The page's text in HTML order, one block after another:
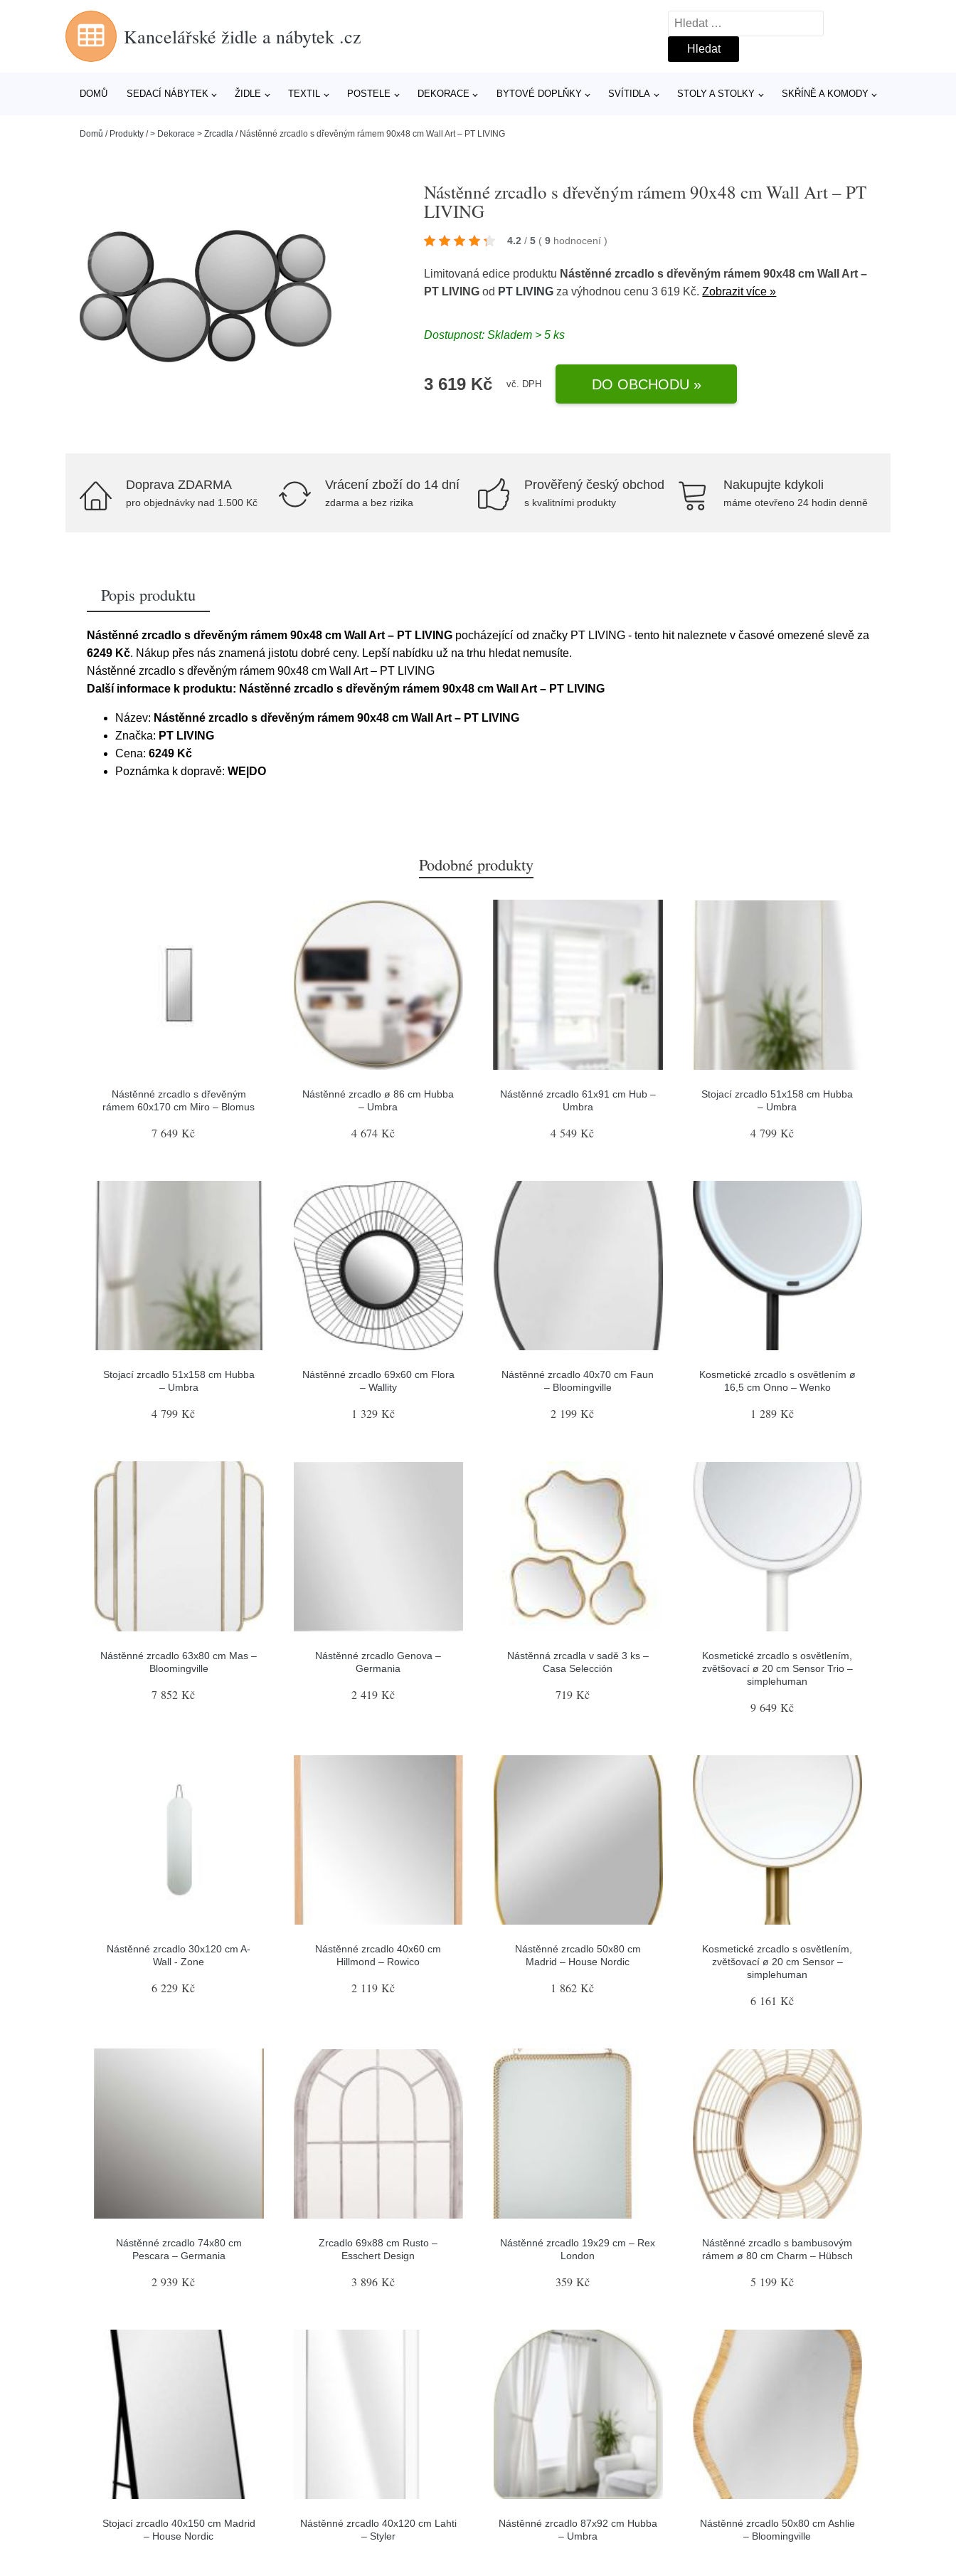
Kancelářské židle a nábytek .cz
Vyhledávání
DOMŮ SEDACÍ NÁBYTEK ŽIDLE TEXTIL POSTELE DEKORACE BYTOVÉ DOPLŇKY SVÍTIDLA STOLY A STOLKY SKŘÍNĚ A KOMODY
Domů / Produkty /> Dekorace > Zrcadla / Nástěnné zrcadlo s dřevěným rámem 90x48 cm Wall Art – PT LIVING
Nástěnné zrcadlo s dřevěným rámem 90x48 cm Wall Art – PT
LIVING
4.2 / 5 ( 9 hodnocení)
Limitovaná edice produktu Nástěnné zrcadlo s dřevěným rámem 90x48 cm Wall Art –
PT LIVING od PT LIVING za výhodnou cenu 3 619 Kč.Zobrazit více »
Dostupnost: Skladem > 5 ks
3 619 Kč vč. DPH DO OBCHODU »
Doprava ZDARMA
pro objednávky nad 1.500 Kč
Vrácení zboží do 14 dní
zdarma a bez rizika
Prověřený český obchod
s kvalitními produkty
Nakupujte kdykoli
máme otevřeno 24 hodin denně
Popis produktu
Nástěnné zrcadlo s dřevěným rámem 90x48 cm Wall Art – PT LIVING pocházející od značky PT LIVING- tento hit naleznete v časové omezené slevě za
6249 Kč. Nákup přes nás znamená jistotu dobré ceny. Lepší nabídku už na trhu hledat nemusíte.
Nástěnné zrcadlo s dřevěným rámem 90x48 cm Wall Art – PT LIVING
Další informace k produktu: Nástěnné zrcadlo s dřevěným rámem 90x48 cm Wall Art – PT LIVING
Název: Nástěnné zrcadlo s dřevěným rámem 90x48 cm Wall Art – PT LIVING
Značka: PT LIVING
Cena: 6249 Kč
Poznámka k dopravě: WE|DO
Podobné produkty
Nástěnné zrcadlo s dřevěným
rámem 60x170 cm Miro – Blomus
7 649 Kč
Nástěnné zrcadlo ø 86 cm Hubba
– Umbra
4 674 Kč
Nástěnné zrcadlo 61x91 cm Hub –
Umbra
4 549 Kč
Stojací zrcadlo 51x158 cm Hubba
– Umbra
4 799 Kč
Stojací zrcadlo 51x158 cm Hubba
– Umbra
4 799 Kč
Nástěnné zrcadlo 69x60 cm Flora
– Wallity
1 329 Kč
Nástěnné zrcadlo 40x70 cm Faun
– Bloomingville
2 199 Kč
Kosmetické zrcadlo s osvětlením ø
16,5 cm Onno – Wenko
1 289 Kč
Nástěnné zrcadlo 63x80 cm Mas –
Bloomingville
7 852 Kč
Nástěnné zrcadlo Genova –
Germania
2 419 Kč
Nástěnná zrcadla v sadě 3 ks –
Casa Selección
719 Kč
Kosmetické zrcadlo s osvětlením,
zvětšovací ø 20 cm Sensor Trio –
simplehuman
9 649 Kč
Nástěnné zrcadlo 30x120 cm A-
Wall - Zone
6 229 Kč
Nástěnné zrcadlo 40x60 cm
Hillmond – Rowico
2 119 Kč
Nástěnné zrcadlo 50x80 cm
Madrid – House Nordic
1 862 Kč
Kosmetické zrcadlo s osvětlením,
zvětšovací ø 20 cm Sensor –
simplehuman
6 161 Kč
Nástěnné zrcadlo 74x80 cm
Pescara – Germania
2 939 Kč
Zrcadlo 69x88 cm Rusto –
Esschert Design
3 896 Kč
Nástěnné zrcadlo 19x29 cm – Rex
London
359 Kč
Nástěnné zrcadlo s bambusovým
rámem ø 80 cm Charm – Hübsch
5 199 Kč
Stojací zrcadlo 40x150 cm Madrid
– House Nordic
Nástěnné zrcadlo 40x120 cm Lahti
– Styler
Nástěnné zrcadlo 87x92 cm Hubba
– Umbra
Nástěnné zrcadlo 50x80 cm Ashlie
– Bloomingville